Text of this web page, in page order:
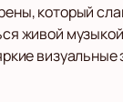
который
живой